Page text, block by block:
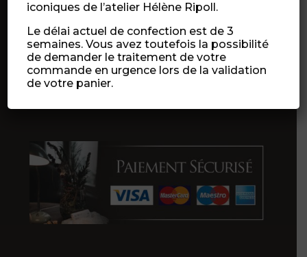
iconiques de l’atelier Hélène Ripoll.
Le délai actuel de confection est de 3
semaines. Vous avez toutefois la possibilité
de demander le traitement de votre
commande en urgence lors de la validation
de votre panier.